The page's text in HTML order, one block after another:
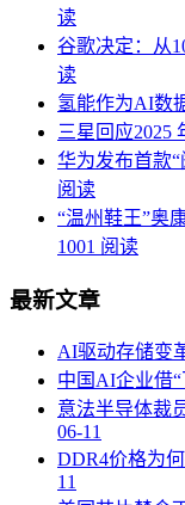
读
谷歌决定：从
读
氢能作为AI数
三星回应2025
华为发布首款“
阅读
“温州鞋王”奥
1001 阅读
最新文章
AI驱动存储变
中国AI企业借
意法半导体裁
06-11
DDR4价格为
11